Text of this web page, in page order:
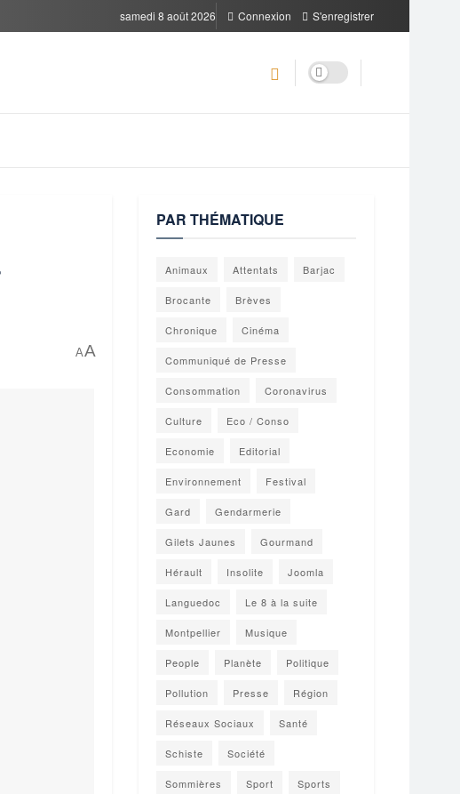
samedi 8 août 2026 Connexion S'enregistrer
AA
PAR THÉMATIQUE
Animaux Attentats Barjac
Brocante Brèves
Chronique Cinéma
Communiqué de Presse
Consommation Coronavirus
Culture Eco / Conso
Economie Editorial
Environnement Festival
Gard Gendarmerie
Gilets Jaunes Gourmand
Hérault Insolite Joomla
Languedoc Le 8 à la suite
Montpellier Musique
People Planète Politique
Pollution Presse Région
Réseaux Sociaux Santé
Schiste Société
Sommières Sport Sports